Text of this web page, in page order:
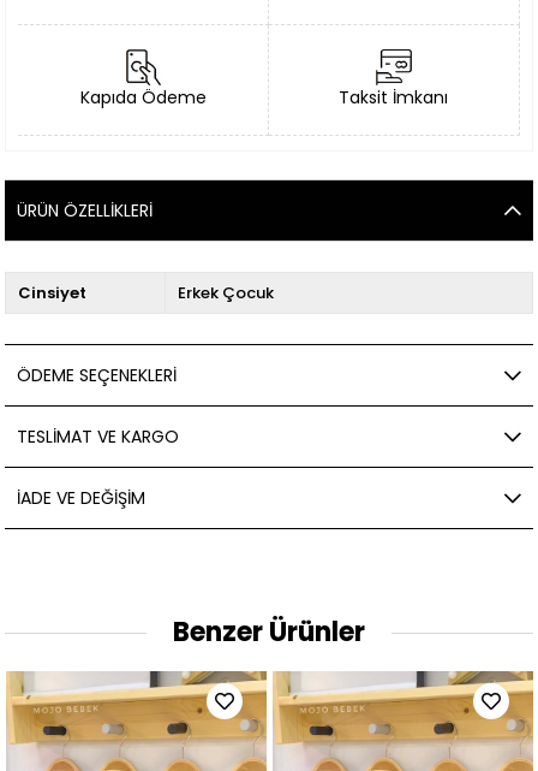
Kapıda Ödeme Taksit İmkanı
ÜRÜN ÖZELLIKLERI
Cinsiyet Erkek Çocuk
ÖDEME SEÇENEKLERI
TESLIMAT VE KARGO
İADE VE DEĞIŞIM
Benzer Ürünler